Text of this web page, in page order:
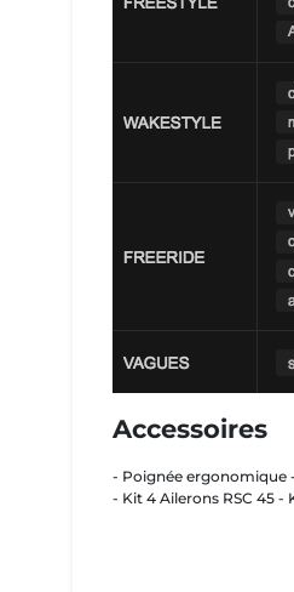
Accessoires
- Poignée ergonomique -
- Kit 4 Ailerons RSC 45 -